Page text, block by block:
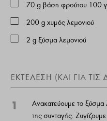
70 g βάση φρούτου 100
200 g χυμός λεμονιού
2 g ξύσμα λεμονιού
ΕΚΤΕΛΕΣΗ (ΚΑΙ ΓΙΑ ΤΙΣ
1
Ανακατεύουμε το ξύσμα
της συνταγής.